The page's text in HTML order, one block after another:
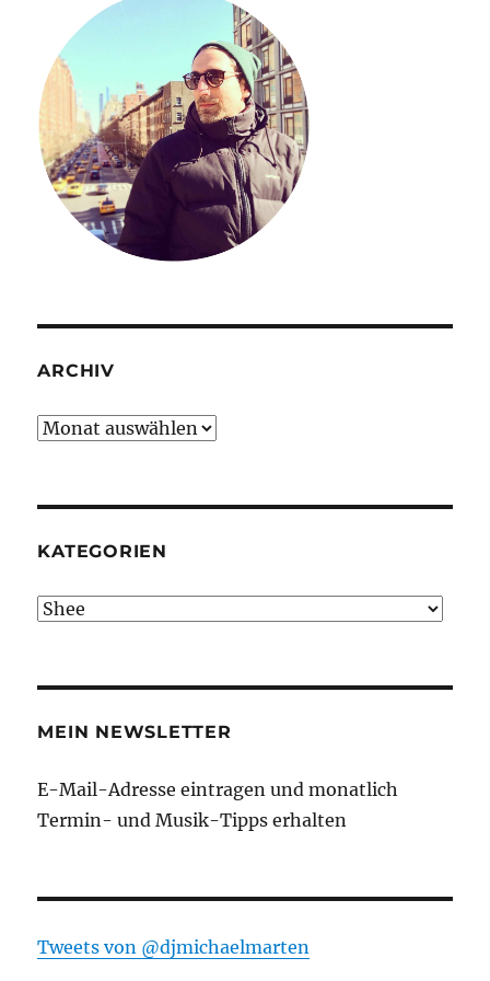
ARCHIV
Archiv
KATEGORIEN
Kategorien
MEIN NEWSLETTER
E-Mail-Adresse eintragen und monatlich
Termin- und Musik-Tipps erhalten
Tweets von ‎@djmichaelmarten